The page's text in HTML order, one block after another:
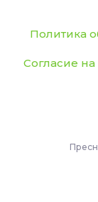
Политика
Согласие